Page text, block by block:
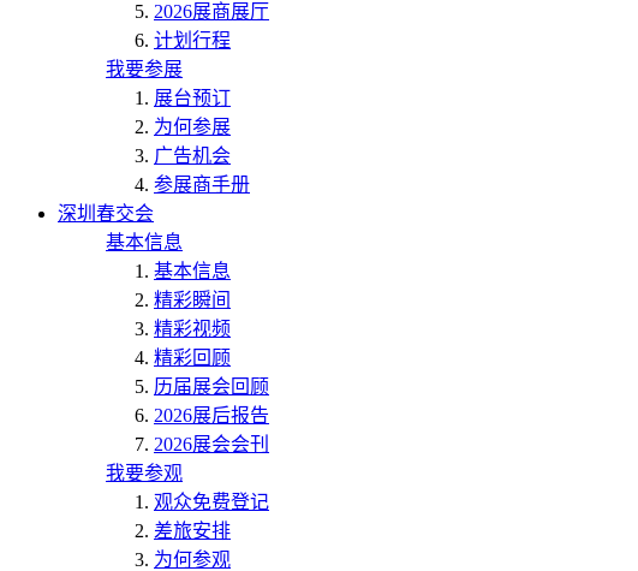
2026展商展厅
计划行程
我要参展
展台预订
为何参展
广告机会
参展商手册
深圳春交会
基本信息
基本信息
精彩瞬间
精彩视频
精彩回顾
历届展会回顾
2026展后报告
2026展会会刊
我要参观
观众免费登记
差旅安排
为何参观